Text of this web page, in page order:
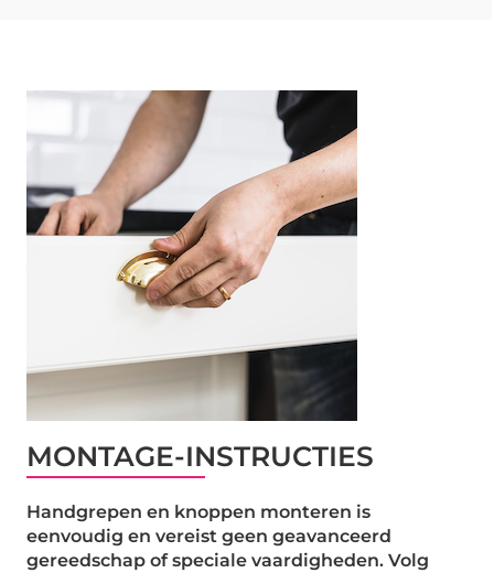
MONTAGE-INSTRUCTIES
Handgrepen en knoppen monteren is
eenvoudig en vereist geen geavanceerd
gereedschap of speciale vaardigheden. Volg